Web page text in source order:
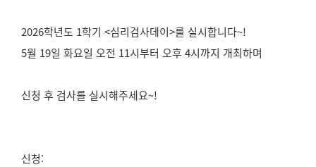
2026학년도 1학기 <심리검사데이>를 실시합니다~!
5월 19일 화요일 오전 11시부터 오후 4시까지 개최하며
신청 후 검사를 실시해주세요~!
신청: